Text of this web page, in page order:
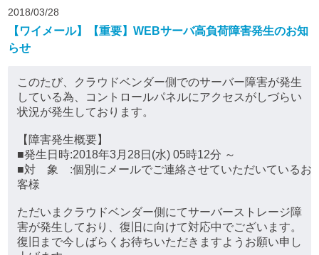
2018/03/28
【ワイメール】【重要】WEBサーバ高負荷障害発生のお知
らせ
このたび、クラウドベンダー側でのサーバー障害が発生
している為、コントロールパネルにアクセスがしづらい
状況が発生しております。
【障害発生概要】
■発生日時:2018年3月28日(水) 05時12分 ～
■対 象 :個別にメールでご連絡させていただいているお
客様
ただいまクラウドベンダー側にてサーバーストレージ障
害が発生しており、復旧に向けて対応中でございます。
復旧まで今しばらくお待ちいただきますようお願い申し